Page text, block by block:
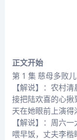
正文开始
第 1 集 慈母多败儿
【解说】：农村
接把陆欢喜的心
天在她眼前上演得
【解说】：周六
喂早饭，丈夫李